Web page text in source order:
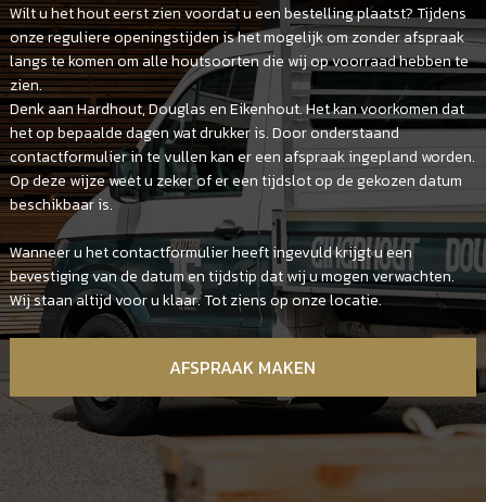
Wilt u het hout eerst zien voordat u een bestelling plaatst? Tijdens
onze reguliere openingstijden is het mogelijk om zonder afspraak
langs te komen om alle houtsoorten die wij op voorraad hebben te
zien.
Denk aan Hardhout, Douglas en Eikenhout. Het kan voorkomen dat
het op bepaalde dagen wat drukker is. Door onderstaand
contactformulier in te vullen kan er een afspraak ingepland worden.
Op deze wijze weet u zeker of er een tijdslot op de gekozen datum
beschikbaar is.
Wanneer u het contactformulier heeft ingevuld krijgt u een
bevestiging van de datum en tijdstip dat wij u mogen verwachten.
Wij staan altijd voor u klaar. Tot ziens op onze locatie.
AFSPRAAK MAKEN